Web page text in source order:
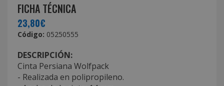
FICHA TÉCNICA
23,80€
Código: 05250555
DESCRIPCIÓN:
Cinta Persiana Wolfpack
- Realizada en polipropileno.